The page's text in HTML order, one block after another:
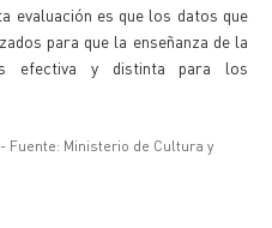
evaluación es que los datos que
para que la enseñanza de la
efectiva y distinta para los
- Fuente: Ministerio de Cultura y